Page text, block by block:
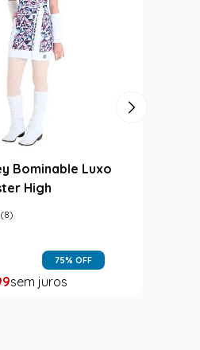
Infantil Branca
Coloridas